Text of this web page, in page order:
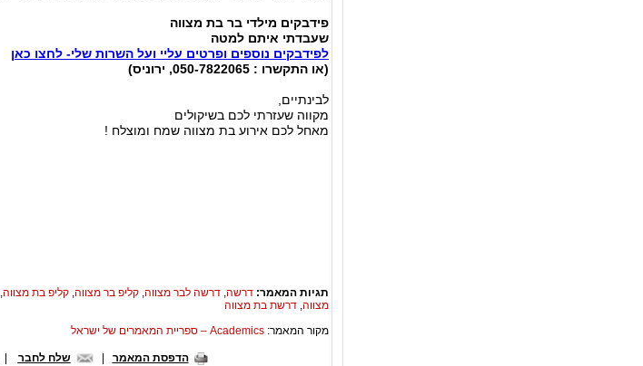
פידבקים מילדי בר בת מצווה
שעבדתי איתם למטה
לפידבקים נוספים ופרטים עליי ועל השרות שלי- לחצו כאן
(או התקשרו : 050-7822065, ירוניס)
לבינתיים,
מקווה שעזרתי לכם בשיקולים
מאחל לכם אירוע בת מצווה שמח ומוצלח !
תגיות המאמר: דרשה, דרשה לבר מצווה, קליפ בר מצווה, קליפ בת מצווה,
מצווה, דרשת בת מצווה
מקור המאמר: Academics – ספריית המאמרים של ישראל
הדפסת המאמר שלח לחבר